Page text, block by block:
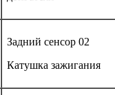
Задний сенсор 02
Катушка зажигания